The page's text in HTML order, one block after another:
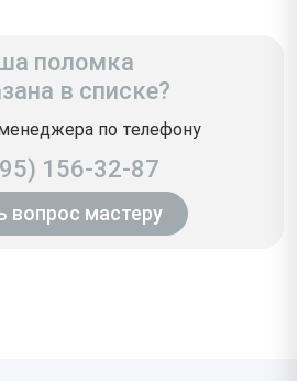
поломка
в списке?
по телефону
156-32-87
вопрос мастеру